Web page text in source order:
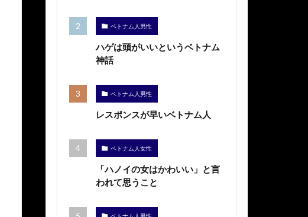
ベトナム人男性
ハゲは頭がいいというベトナム
神話
ベトナム人男性
レスポンスが早いベトナム人
ベトナム人女性
「ハノイの女はかわいい」と言
われて思うこと